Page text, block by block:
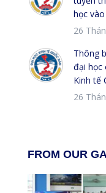
học
26
Thông
đại học
Kinh tế
26
FROM OUR